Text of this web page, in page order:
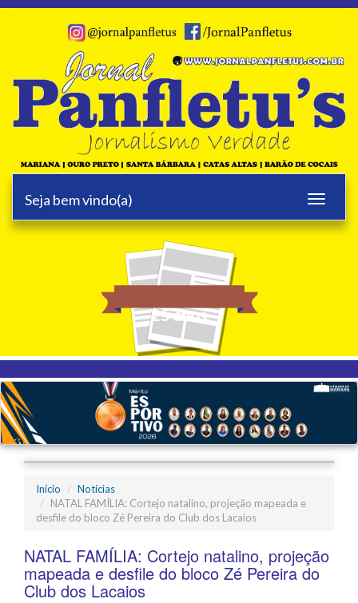
Toggle
Seja bem vindo(a)
25 anos
Início
Notícias
NATAL FAMÍLIA: Cortejo natalino, projeção mapeada e
desfile do bloco Zé Pereira do Club dos Lacaios
NATAL FAMÍLIA: Cortejo natalino, projeção
mapeada e desfile do bloco Zé Pereira do
Club dos Lacaios